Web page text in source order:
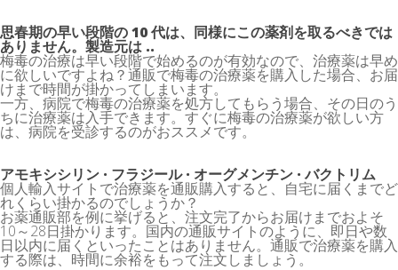
思春期の早い段階の 10 代は、同様にこの薬剤を取るべきでは
ありません。製造元は ..
梅毒の治療は早い段階で始めるのが有効なので、治療薬は早め
に欲しいですよね？通販で梅毒の治療薬を購入した場合、お届
けまで時間が掛かってしまいます。
一方、病院で梅毒の治療薬を処方してもらう場合、その日のう
ちに治療薬は入手できます。すぐに梅毒の治療薬が欲しい方
は、病院を受診するのがおススメです。
アモキシシリン · フラジール · オーグメンチン · バクトリム
個人輸入サイトで治療薬を通販購入すると、自宅に届くまでど
れくらい掛かるのでしょうか？
お薬通販部を例に挙げると、注文完了からお届けまでおよそ
10～28日掛かります。国内の通販サイトのように、即日や数
日以内に届くといったことはありません。通販で治療薬を購入
する際は、時間に余裕をもって注文しましょう。